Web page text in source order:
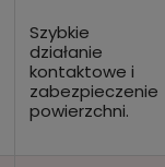
Szybkie
działanie
kontaktowe i
zabezpieczenie
powierzchni.